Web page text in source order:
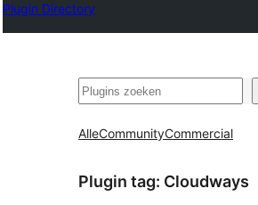
Plugin Directory
Zoeken
AlleCommunityCommercial
Plugin tag: Cloudways